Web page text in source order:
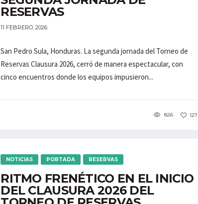
RESERVAS
11 FEBRERO, 2026
San Pedro Sula, Honduras. La segunda jornada del Torneo de
Reservas Clausura 2026, cerró de manera espectacular, con
cinco encuentros donde los equipos impusieron...
826 127
NOTICIAS PORTADA RESERVAS
RITMO FRENÉTICO EN EL INICIO
DEL CLAUSURA 2026 DEL